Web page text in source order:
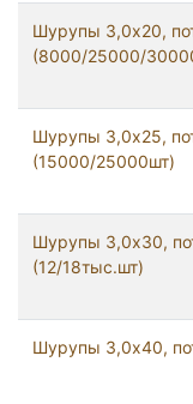
Шурупы 3,0x20,
(8000/25000/
Шурупы 3,0x25,
(15000/25000шт)
Шурупы 3,0x30,
(12/18тыс.шт)
Шурупы 3,0x40,